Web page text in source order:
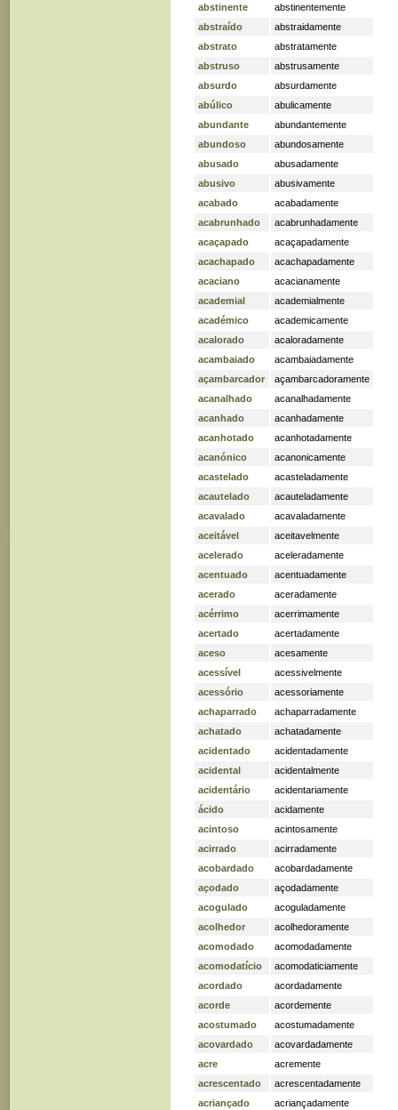
abstinente
abstinentemente
abstraído
abstraidamente
abstrato
abstratamente
abstruso
abstrusamente
absurdo
absurdamente
abúlico
abulicamente
abundante
abundantemente
abundoso
abundosamente
abusado
abusadamente
abusivo
abusivamente
acabado
acabadamente
acabrunhado
acabrunhadamente
acaçapado
acaçapadamente
acachapado
acachapadamente
acaciano
acacianamente
academial
academialmente
académico
academicamente
acalorado
acaloradamente
acambaiado
acambaiadamente
açambarcador
açambarcadoramente
acanalhado
acanalhadamente
acanhado
acanhadamente
acanhotado
acanhotadamente
acanónico
acanonicamente
acastelado
acasteladamente
acautelado
acauteladamente
acavalado
acavaladamente
aceitável
aceitavelmente
acelerado
aceleradamente
acentuado
acentuadamente
acerado
aceradamente
acérrimo
acerrimamente
acertado
acertadamente
aceso
acesamente
acessível
acessivelmente
acessório
acessoriamente
achaparrado
achaparradamente
achatado
achatadamente
acidentado
acidentadamente
acidental
acidentalmente
acidentário
acidentariamente
ácido
acidamente
acintoso
acintosamente
acirrado
acirradamente
acobardado
acobardadamente
açodado
açodadamente
acogulado
acoguladamente
acolhedor
acolhedoramente
acomodado
acomodadamente
acomodatício
acomodaticiamente
acordado
acordadamente
acorde
acordemente
acostumado
acostumadamente
acovardado
acovardadamente
acre
acremente
acrescentado
acrescentadamente
acriançado
acriançadamente